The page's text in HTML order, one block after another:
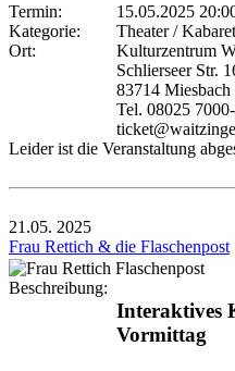
Termin:
15.05.2025
Kategorie:
Theater /
Ort:
Kulturzentrum
Schlierseer Str.
83714 Miesbach
Tel. 08025
Leider ist die Veranstaltung
21.05. 2025
Frau Rettich & die Flaschenpost
Beschreibung:
Interaktives
Vormittag